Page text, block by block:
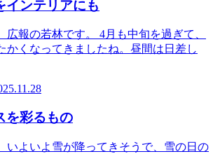
インテリアにも
広報の若林です。 4月も中旬を過ぎて、
かくなってきましたね。昼間は日差し
を彩るもの
いよいよ雪が降ってきそうで、雪の日の